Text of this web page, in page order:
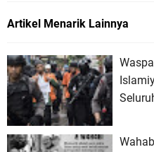
Artikel Menarik Lainnya